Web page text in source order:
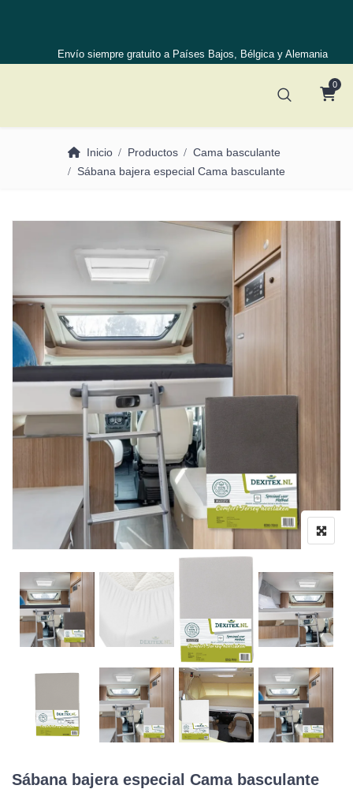
Envío siempre gratuito a Países Bajos, Bélgica y Alemania
0
Inicio Productos
Cama basculante
Sábana bajera especial Cama basculante
Sábana bajera especial Cama basculante